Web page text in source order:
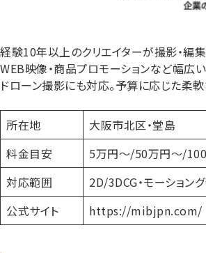
経験10年以上のクリエイターが撮影・編
WEB映像・商品プロモーションなど幅広
ドローン撮影にも対応。予算に応じた柔
所在地
大阪市北区・堂島
料金目安
5万円～/50万円～/100
対応範囲
2D/3DCG・モーション
公式サイト
https://mibjpn.com/